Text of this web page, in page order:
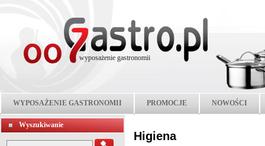
wyposażenie gastronomii
WYPOSAŻENIE GASTRONOMII PROMOCJE NOWOŚCI
Wyszukiwanie
Higiena